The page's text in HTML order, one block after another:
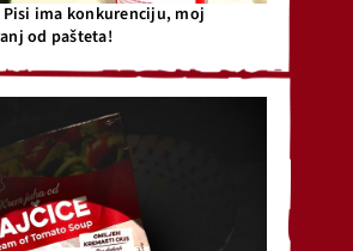
ima konkurenciju, moj
od pašteta!